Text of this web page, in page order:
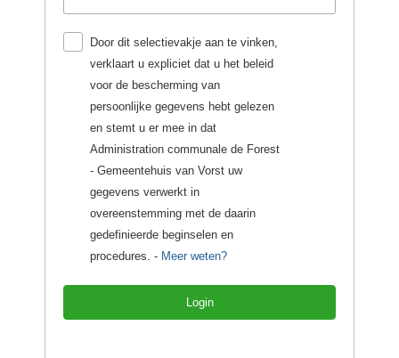
Door dit selectievakje aan te vinken,
verklaart u expliciet dat u het beleid
voor de bescherming van
persoonlijke gegevens hebt gelezen
en stemt u er mee in dat
Administration communale de Forest
- Gemeentehuis van Vorst uw
gegevens verwerkt in
overeenstemming met de daarin
gedefinieerde beginselen en
procedures. - Meer weten?
Login